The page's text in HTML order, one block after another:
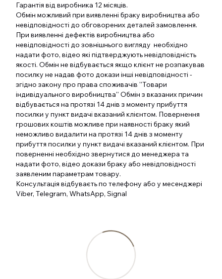
Гарантія від виробника 12 місяців.
Обмін можливий при виявленні браку виробництва або
невідповідності до обговорених деталей замовлення.
При виявленні дефектів виробництва або
невідповідності до зовнішнього вигляду необхідно
надати фото, відео які підтверджують невідповідність
якості. Обмін не відбувається якщо клієнт не розпакував
посилку не надав фото докази інші невідповідності -
згідно закону про права споживачів ''Товари
індивідуального виробництва'' Обмін з вказаних причин
відбувається на протязі 14 днів з моменту прибуття
посилки у пункт видачі вказаний клієнтом. Повернення
грошових коштів можливе при наявності браку який
неможливо видалити на протязі 14 днів з моменту
прибуття посилки у пункт видачі вказаний клієнтом. При
поверненні необхідно звернутися до менеджера та
надати фото, відео докази браку або невідповідності
заявленим параметрам товару.
Консультація відбуваєть по телефону або у месенджері
Viber, Telegram, WhatsApp, Signal